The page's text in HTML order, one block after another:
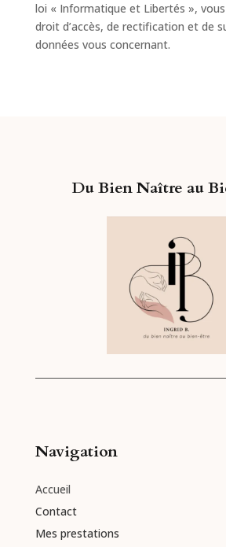
loi « Informatique et Libertés », vous
droit d’accès, de rectification et de
données vous concernant.
Du Bien Naître au
Navigation
Accueil
Contact
Mes prestations